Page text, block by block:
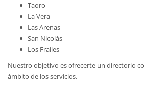
Taoro
La Vera
Las Arenas
San Nicolás
Los Frailes
Nuestro objetivo es ofrecerte un directorio
ámbito de los servicios.